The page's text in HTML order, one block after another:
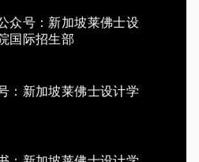
众号：新加坡莱佛士设
国际招生部
：新加坡莱佛士设计学